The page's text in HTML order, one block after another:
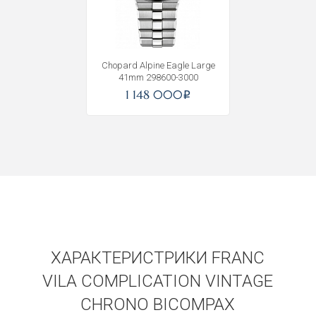
Chopard Alpine Eagle Large
41mm 298600-3000
1 148 000i
ХАРАКТЕРИСТРИКИ FRANC
VILA COMPLICATION VINTAGE
CHRONO BICOMPAX